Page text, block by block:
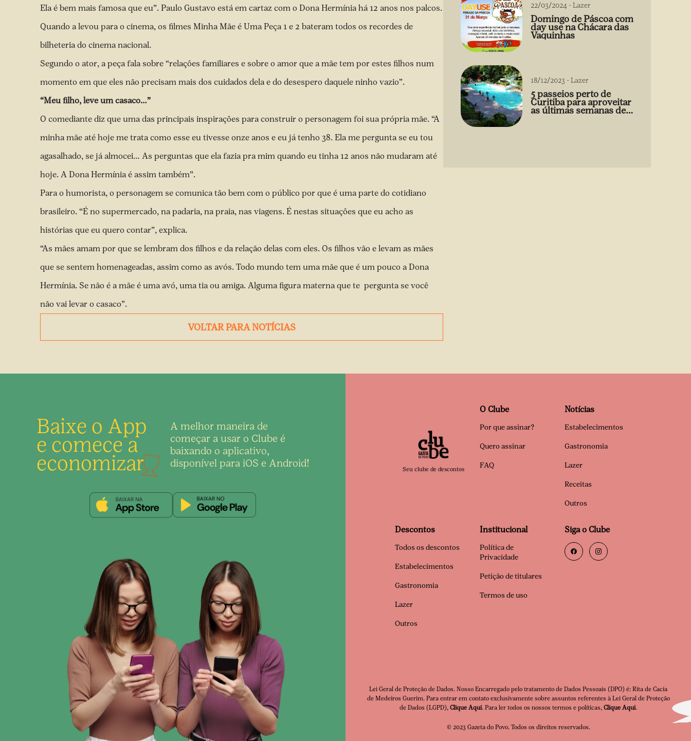
Ela é bem mais famosa que eu”. Paulo Gustavo está em cartaz com o Dona Hermínia há 12 anos nos palcos.
Quando a levou para o cinema, os filmes Minha Mãe é Uma Peça 1 e 2 bateram todos os recordes de
bilheteria do cinema nacional.
Segundo o ator, a peça fala sobre “relações familiares e sobre o amor que a mãe tem por estes filhos num
momento em que eles não precisam mais dos cuidados dela e do desespero daquele ninho vazio”.
“Meu filho, leve um casaco…”
O comediante diz que uma das principais inspirações para construir o personagem foi sua própria mãe. “A
minha mãe até hoje me trata como esse eu tivesse onze anos e eu já tenho 38. Ela me pergunta se eu tou
agasalhado, se já almocei… As perguntas que ela fazia pra mim quando eu tinha 12 anos não mudaram até
hoje. A Dona Hermínia é assim também”.
Para o humorista, o personagem se comunica tão bem com o público por que é uma parte do cotidiano
brasileiro. “É no supermercado, na padaria, na praia, nas viagens. É nestas situações que eu acho as
histórias que eu quero contar”, explica.
“As mães amam por que se lembram dos filhos e da relação delas com eles. Os filhos vão e levam as mães
que se sentem homenageadas, assim como as avós. Todo mundo tem uma mãe que é um pouco a Dona
Hermínia. Se não é a mãe é uma avó, uma tia ou amiga. Alguma figura materna que te pergunta se você
não vai levar o casaco”.
VOLTAR PARA NOTÍCIAS
22/03/2024 -Lazer
Domingo de Páscoa com
day use na Chácara das
Vaquinhas
18/12/2023 -Lazer
5 passeios perto de
Curitiba para aproveitar
as últimas semanas de
Baixe o App
e comece a
economizar
A melhor maneira de
começar a usar o Clube é
baixando o aplicativo,
disponível para iOS e Android!
Seu clube de descontos
O Clube
Por que assinar?
Quero assinar
FAQ
Notícias
Estabelecimentos
Gastronomia
Lazer
Receitas
Outros
Descontos
Todos os descontos
Estabelecimentos
Gastronomia
Lazer
Outros
Institucional
Política de
Privacidade
Petição de titulares
Termos de uso
Siga o Clube
Lei Geral de Proteção de Dados. Nosso Encarregado pelo tratamento de Dados Pessoais (DPO) é: Rita de Cacia
de Medeiros Guerim. Para entrar em contato exclusivamente sobre assuntos referentes à Lei Geral de Proteção
de Dados (LGPD), Clique Aqui. Para ler todos os nossos termos e políticas, Clique Aqui.
© 2023 Gazeta do Povo. Todos os direitos reservados.